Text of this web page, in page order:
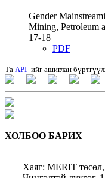
Gender
Mining, Petroleum
17-18
PDF
Та API -ийг ашиглан
ХОЛБОО БАРИХ
Хаяг: MERIT